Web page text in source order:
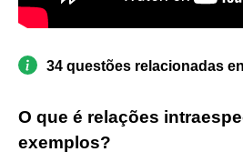
34 questões relacionadas
O que é relações
exemplos?